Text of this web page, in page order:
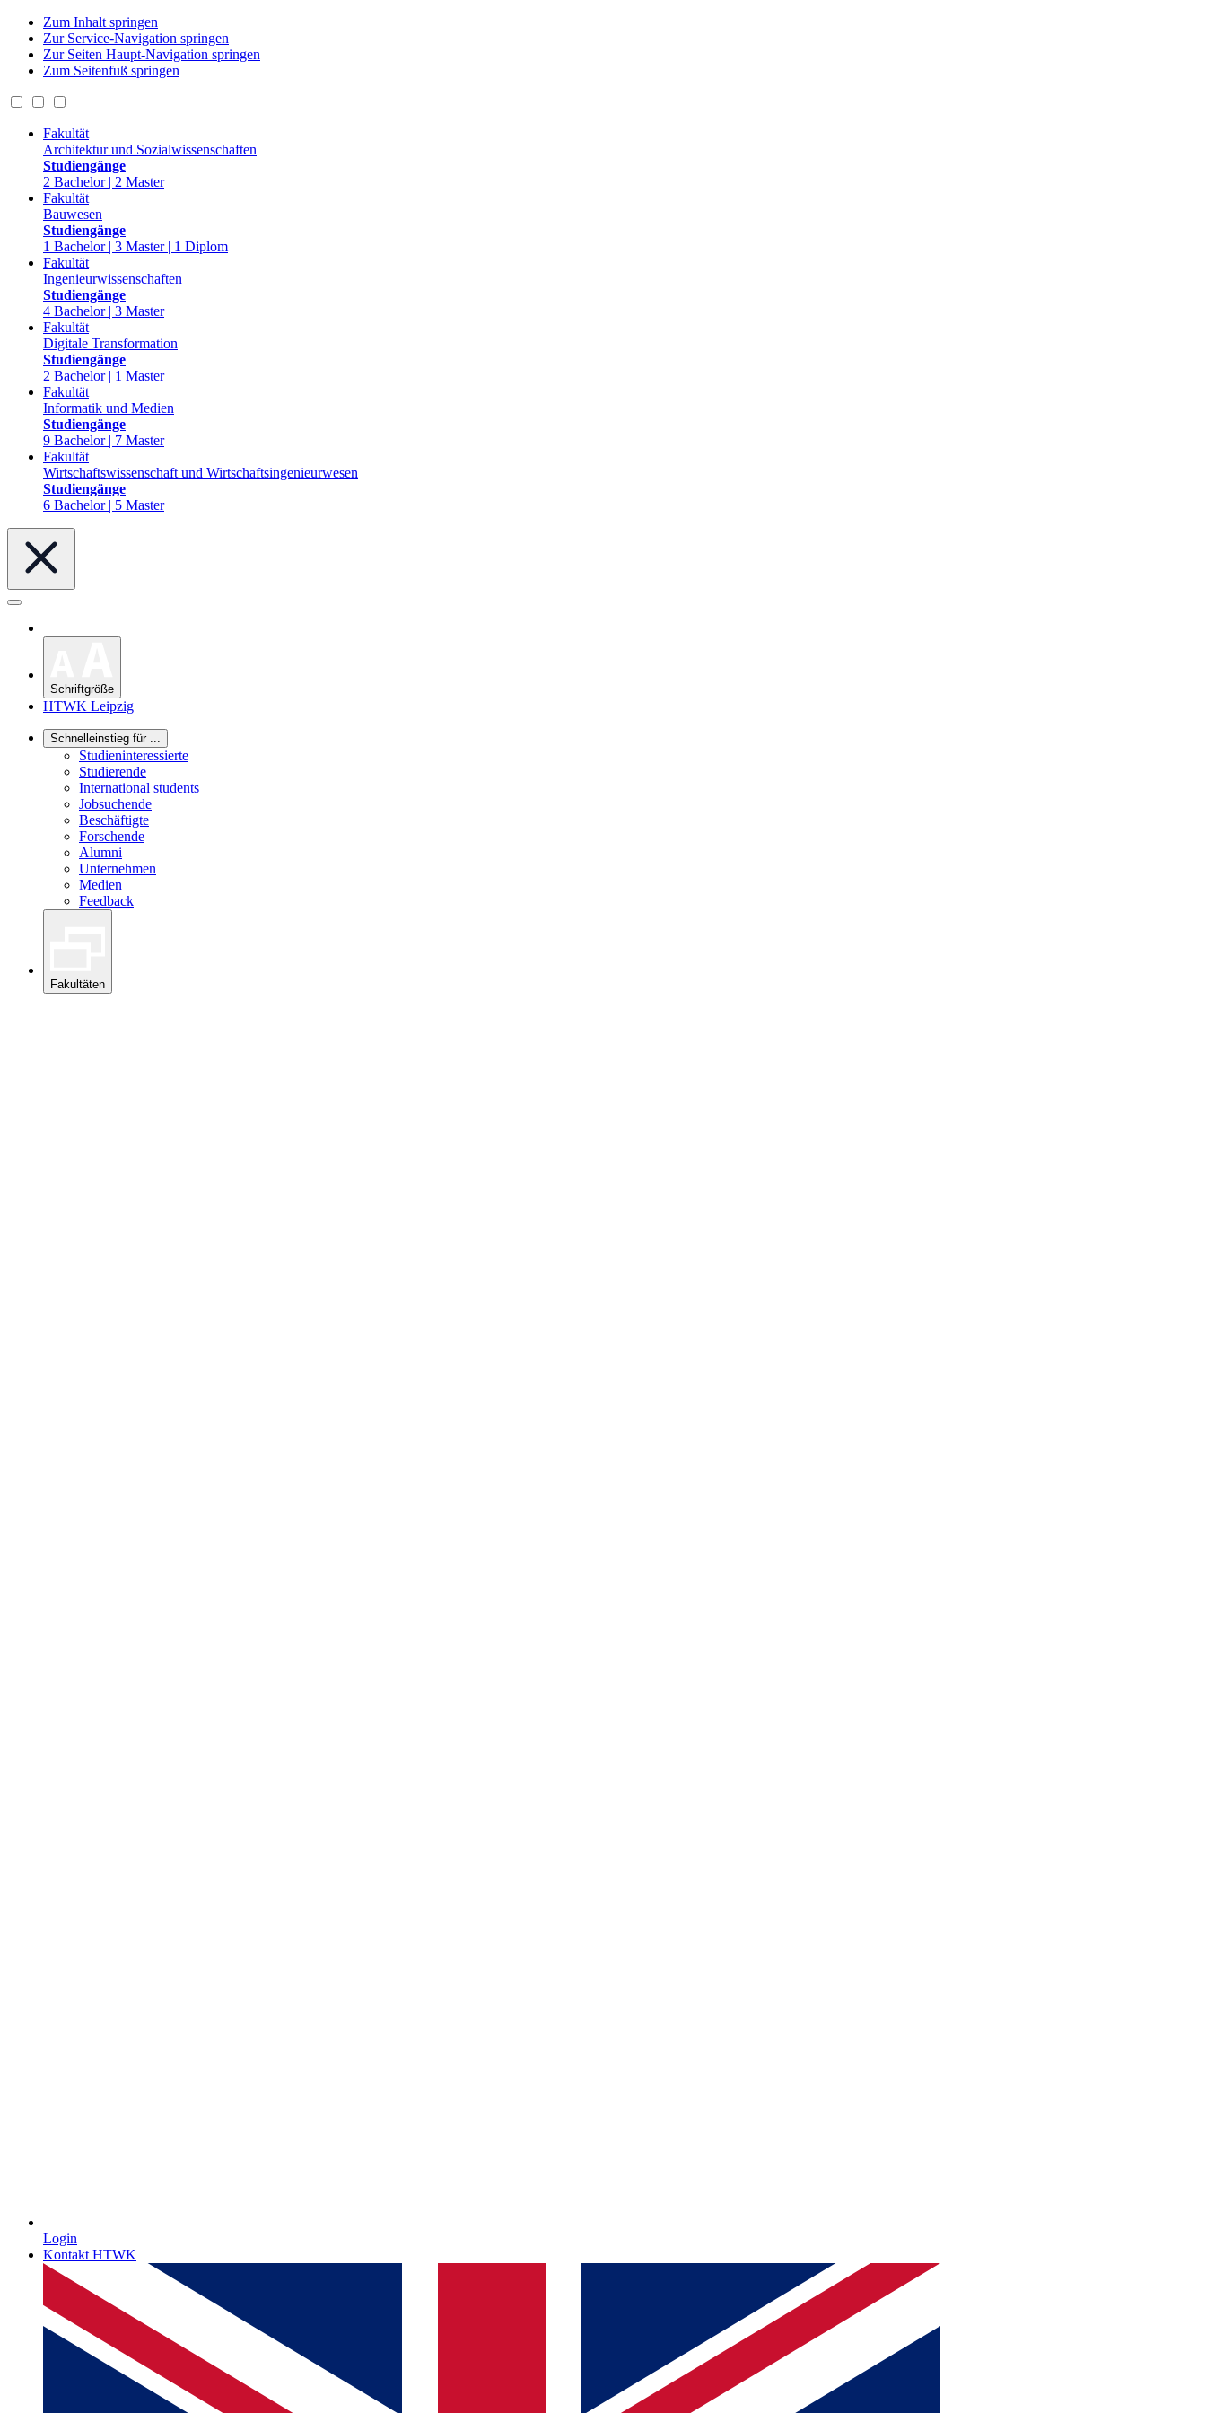
Zum Inhalt springen
Zur Service-Navigation springen
Zur Seiten Haupt-Navigation springen
Zum Seitenfuß springen
Fakultät
Architektur und Sozialwissenschaften
Studiengänge
2 Bachelor | 2 Master
Fakultät
Bauwesen
Studiengänge
1 Bachelor | 3 Master | 1 Diplom
Fakultät
Ingenieurwissenschaften
Studiengänge
4 Bachelor | 3 Master
Fakultät
Digitale Transformation
Studiengänge
2 Bachelor | 1 Master
Fakultät
Informatik und Medien
Studiengänge
9 Bachelor | 7 Master
Fakultät
Wirtschaftswissenschaft und Wirtschaftsingenieurwesen
Studiengänge
6 Bachelor | 5 Master
Schriftgröße
HTWK Leipzig
Schnelleinstieg für ...
Studieninteressierte
Studierende
International students
Jobsuchende
Beschäftigte
Forschende
Alumni
Unternehmen
Medien
Feedback
Fakultäten
Login
Kontakt HTWK